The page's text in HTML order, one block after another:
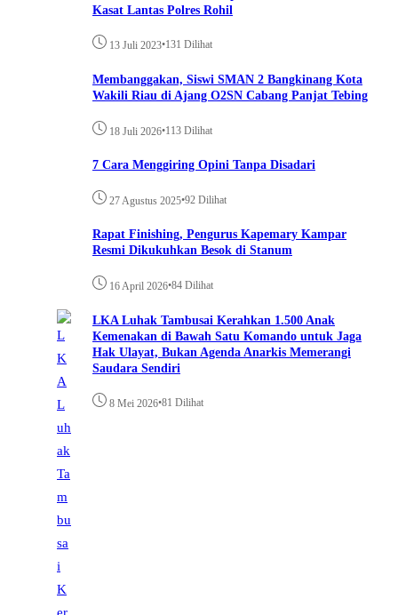
Kasat Lantas Polres Rohil
13 Juli 2023•131 Dilihat
Membanggakan, Siswi SMAN 2 Bangkinang Kota
Wakili Riau di Ajang O2SN Cabang Panjat Tebing
18 Juli 2026•113 Dilihat
7 Cara Menggiring Opini Tanpa Disadari
27 Agustus 2025•92 Dilihat
Rapat Finishing, Pengurus Kapemary Kampar
Resmi Dikukuhkan Besok di Stanum
16 April 2026•84 Dilihat
LKA Luhak Tambusai Kerahkan 1.500 Anak
Kemenakan di Bawah Satu Komando untuk Jaga
Hak Ulayat, Bukan Agenda Anarkis Memerangi
Saudara Sendiri
8 Mei 2026•81 Dilihat